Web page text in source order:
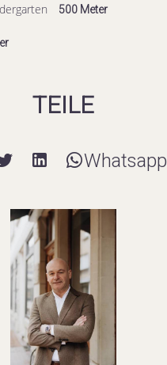
500 Meter
TEILE
Whatsapp